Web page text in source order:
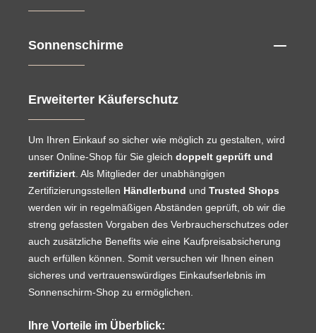
Sonnenschirme
Erweiterter Käuferschutz
Um Ihren Einkauf so sicher wie möglich zu gestalten, wird
unser Online-Shop für Sie gleich doppelt geprüft und
zertifiziert. Als Mitglieder der unabhängigen
Zertifizierungsstellen Händlerbund und Trusted Shops
werden wir in regelmäßigen Abständen geprüft, ob wir die
streng gefassten Vorgaben des Verbraucherschutzes oder
auch zusätzliche Benefits wie eine Kaufpreisabsicherung
auch erfüllen können. Somit versuchen wir Ihnen einen
sicheres und vertrauenswürdiges Einkaufserlebnis im
Sonnenschirm-Shop zu ermöglichen.
Ihre Vorteile im Überblick: